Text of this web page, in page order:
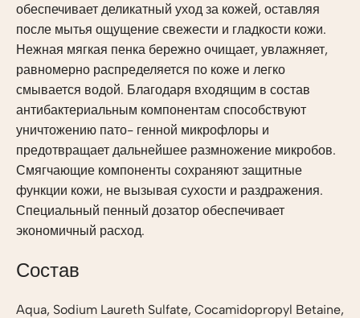
обеспечивает деликатный уход за кожей, оставляя
после мытья ощущение свежести и гладкости кожи.
Нежная мягкая пенка бережно очищает, увлажняет,
равномерно распределяется по коже и легко
смывается водой. Благодаря входящим в состав
антибактериальным компонентам способствуют
уничтожению пато- генной микрофлоры и
предотвращает дальнейшее размножение микробов.
Смягчающие компоненты сохраняют защитные
функции кожи, не вызывая сухости и раздражения.
Специальный пенный дозатор обеспечивает
экономичный расход.
Состав
Aqua, Sodium Laureth Sulfate, Cocamidopropyl Betaine,